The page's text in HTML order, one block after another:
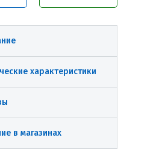
характеристики
в магазинах